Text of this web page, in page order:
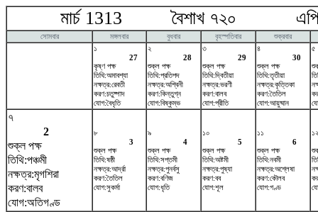
মার্চ 1313 বৈশাখ ৭২০
সোমবার মঙ্গলবার বুধবার বৃহস্পতিবার
শুক্রবার
১
27
কৃষ্ণ পক্ষ
তিথি:অমাবশ্যা
নক্ষত্র:রেবতী
করণ:চতুষ্পাদ
যোগ:বৈধৃতি
২
28
শুক্ল পক্ষ
তিথি:প্রতিপদ
নক্ষত্র:অশ্বিনী
করণ:কিন্তুগ্ন
যোগ:বিষ্কুম্ভ
৩
29
শুক্ল পক্ষ
তিথি:দ্বিতীয়া
নক্ষত্র:ভরণী
করণ:বালব
যোগ:প্রীতি
৪
30
শুক্ল পক্ষ
তিথি:তৃতীয়া
নক্ষত্র:কৃত্তিকা
করণ:তৈতিল
যোগ:আয়ুষ্মান
৫
৭
2
শুক্ল পক্ষ
তিথি:পঞ্চমী
নক্ষত্র:মৃগশিরা
করণ:বালব
যোগ:অতিগণ্ড
৮
3
শুক্ল পক্ষ
তিথি:ষষ্ঠী
নক্ষত্র:আর্দ্রা
করণ:তৈতিল
যোগ:সুকর্মা
৯
4
শুক্ল পক্ষ
তিথি:সপ্তমী
নক্ষত্র:পুনর্বসু
করণ:বণিজ
যোগ:ধৃতি
১০
5
শুক্ল পক্ষ
তিথি:অষ্টমী
নক্ষত্র:পুষ্যা
করণ:বব
যোগ:শূল
১১
6
শুক্ল পক্ষ
তিথি:নবমী
নক্ষত্র:অশ্লেষা
করণ:কৌলব
যোগ:গণ্ড
১২